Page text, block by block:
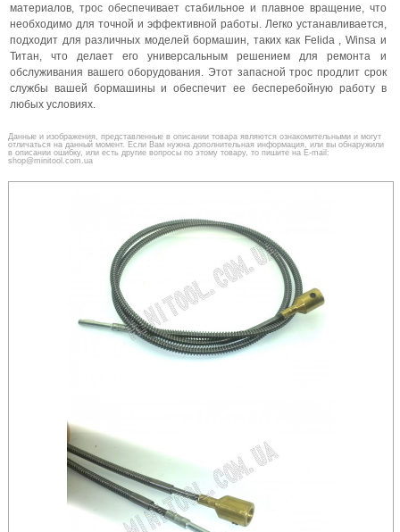
материалов, трос обеспечивает стабильное и плавное вращение, что
необходимо для точной и эффективной работы. Легко устанавливается,
подходит для различных моделей бормашин, таких как Felida , Winsa и
Титан, что делает его универсальным решением для ремонта и
обслуживания вашего оборудования. Этот запасной трос продлит срок
службы вашей бормашины и обеспечит ее бесперебойную работу в
любых условиях.
Данные и изображения, представленные в описании товара являются ознакомительными и могут
отличаться на данный момент. Если Вам нужна дополнительная информация, или вы обнаружили
в описании ошибку, или есть другие вопросы по этому товару, то пишите на E-mail:
shop@minitool.com.ua